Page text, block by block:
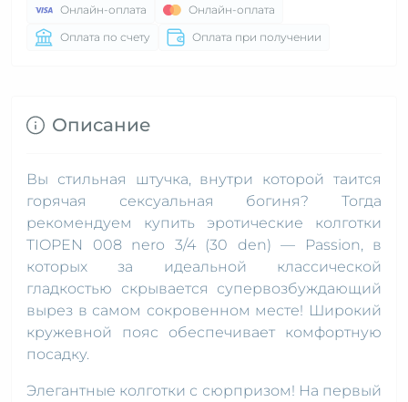
Онлайн-оплата
Онлайн-оплата
Оплата по счету
Оплата при получении
Описание
Вы стильная штучка, внутри которой таится
горячая сексуальная богиня? Тогда
рекомендуем купить эротические колготки
TIOPEN 008 nero 3/4 (30 den) — Passion, в
которых за идеальной классической
гладкостью скрывается супервозбуждающий
вырез в самом сокровенном месте! Широкий
кружевной пояс обеспечивает комфортную
посадку.
Элегантные колготки с сюрпризом! На первый